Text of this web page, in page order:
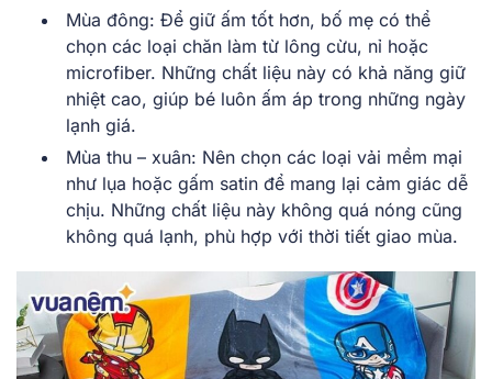
Mùa đông: Để giữ ấm tốt hơn, bố mẹ có thể
chọn các loại chăn làm từ lông cừu, nỉ hoặc
microfiber. Những chất liệu này có khả năng giữ
nhiệt cao, giúp bé luôn ấm áp trong những ngày
lạnh giá.
Mùa thu – xuân: Nên chọn các loại vải mềm mại
như lụa hoặc gấm satin để mang lại cảm giác dễ
chịu. Những chất liệu này không quá nóng cũng
không quá lạnh, phù hợp với thời tiết giao mùa.